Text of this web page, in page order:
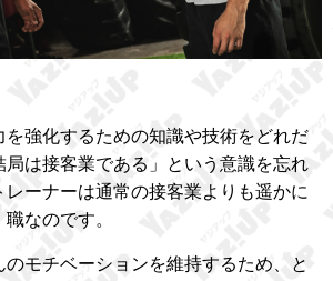
を強化するための知識や技術をどれだ
局は接客業である」という意識を忘れ
ーナーは通常の接客業よりも遥かに
なのです。
モチベーションを維持するため、と